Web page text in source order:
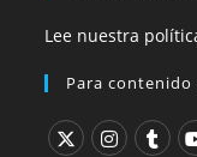
Lee nuestra
Para contenido